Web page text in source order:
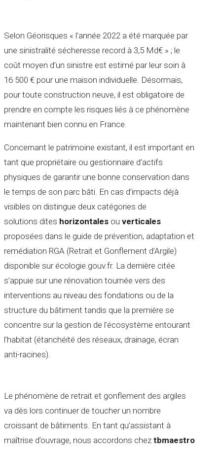
Selon Géorisques « l’année 2022 a été marquée par
une sinistralité sécheresse record à 3,5 Md€ » ; le
coût moyen d’un sinistre est estimé par leur soin à
16 500 € pour une maison individuelle. Désormais,
pour toute construction neuve, il est obligatoire de
prendre en compte les risques liés à ce phénomène
maintenant bien connu en France.
Concernant le patrimoine existant, il est important en
tant que propriétaire ou gestionnaire d’actifs
physiques de garantir une bonne conservation dans
le temps de son parc bâti. En cas d’impacts déjà
visibles on distingue deux catégories de
solutions dites horizontales ou verticales
proposées dans le guide de prévention, adaptation et
remédiation RGA (Retrait et Gonflement d’Argile)
disponible sur écologie.gouv.fr. La dernière citée
s’appuie sur une rénovation tournée vers des
interventions au niveau des fondations ou de la
structure du bâtiment tandis que la première se
concentre sur la gestion de l’écosystème entourant
l’habitat (étanchéité des réseaux, drainage, écran
anti-racines).
Le phénomène de retrait et gonflement des argiles
va dès lors continuer de toucher un nombre
croissant de bâtiments. En tant qu’assistant à
maîtrise d’ouvrage, nous accordons chez tbmaestro